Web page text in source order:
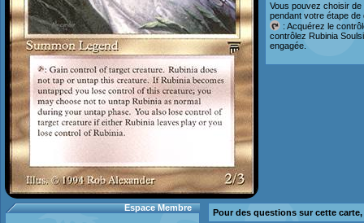
Vous pouvez choisir
pendant votre étape de
: Acquérez le
contrôlez Rubinia
engagée.
Espace Membre Pour des questions sur cette